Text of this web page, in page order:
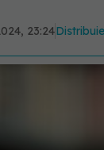
23:24